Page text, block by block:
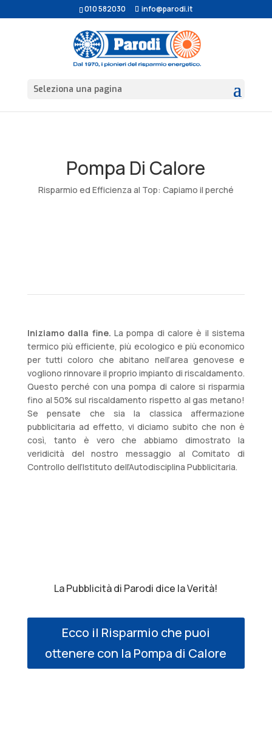
010 582030 info@parodi.it
Seleziona una pagina
Pompa Di Calore
Risparmio ed Efficienza al Top: Capiamo il perché
Iniziamo dalla fine. La pompa di calore è il sistema
termico più efficiente, più ecologico e più economico
per tutti coloro che abitano nell’area genovese e
vogliono rinnovare il proprio impianto di riscaldamento.
Questo perché con una pompa di calore si risparmia
fino al 50% sul riscaldamento rispetto al gas metano!
Se pensate che sia la classica affermazione
pubblicitaria ad effetto, vi diciamo subito che non è
così, tanto è vero che abbiamo dimostrato la
veridicità del nostro messaggio al Comitato di
Controllo dell’Istituto dell’Autodisciplina Pubblicitaria.
La Pubblicità di Parodi dice la Verità!
Ecco il Risparmio che puoi
ottenere con la Pompa di Calore